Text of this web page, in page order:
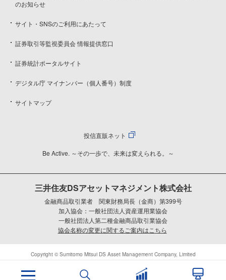
のお知らせ
サイト・SNSのご利用にあたって
証券取引等監視委員会 情報提供窓口
証券統計ポータルサイト
デジタル庁 マイナンバー（個人番号）制度
サイトマップ
投信直販ネット
Be Active. ～その一歩で、未来は変えられる。～
三井住友DSアセットマネジメント株式会社
金融商品取引業者 関東財務局長（金商）第399号
加入協会：一般社団法人資産運用業協会
一般社団法人第二種金融商品取引業協会
協会名称の変更に関するご案内はこちら
Copyright © Sumitomo Mitsui DS Asset Management Company, Limited